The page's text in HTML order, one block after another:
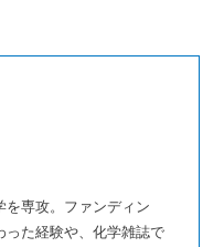
を専攻。ファンディン
った経験や、化学雑誌で